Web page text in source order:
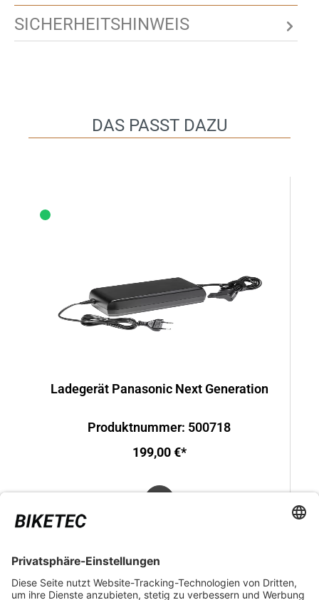
SICHERHEITSHINWEIS
DAS PASST DAZU
Ladegerät Panasonic Next Generation
Produktnummer: 500718
199,00 €*